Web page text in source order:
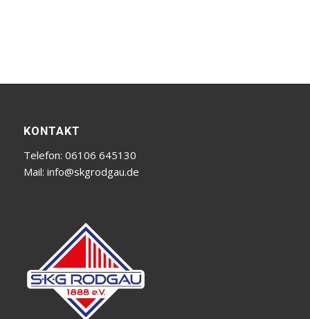
KONTAKT
Telefon: 06106 645130
Mail: info@skgrodgau.de